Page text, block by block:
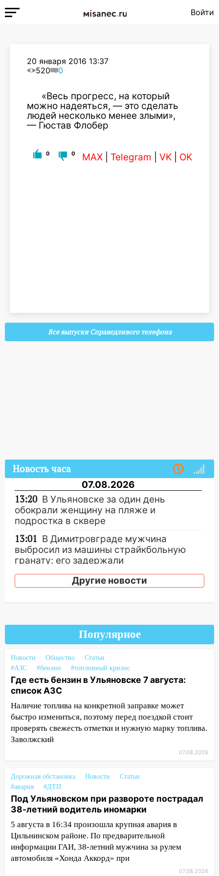
Войти
20 января 2016 13:37
520
0
«Весь прогресс, на который
можно надеяться, — это сделать
людей несколько менее злыми»,
— Гюстав Флобер
0 0 MAX Telegram VK OK
Все выпуски Справедливого телефона
Новость часа
07.08.2026
13:20 В Ульяновске за один день
обокрали женщину на пляже и
подростка в сквере
13:01 В Димитровграде мужчина
выбросил из машины страйкбольную
гранату: его задержали
12:34
На Ульяновскую область
надвигается сильнейшая непогода: град
из Европы и потерял 760 тысяч рублей
12:20 В Чердаклинском районе
столкнулись «Лада» и Chevrolet:
пострадал 14-летний подросток
12:00 Где есть бензин в Ульяновске 7
августа: список АЗС
11:50 Заснул рядом с ребёнком и
случайно задушил его: суд вынес
приговор
сарай
11:38 В Госдуме предложили отменить
ЕГЭ с 2027 года
11:25 В Ульяновске ИИ будет выявлять
нарушителей на контейнерных
площадках
11:20 Ульяновская шахматистка
Другие новости
Популярное
Новости Общество
Статьи
#АЗС
#бензин #топливный кризис
Где есть бензин в Ульяновске 7 августа:
список АЗС
Наличие топлива на конкретной заправке может
быстро измениться, поэтому перед поездкой стоит
проверять свежесть отметки и нужную марку топлива.
Заволжский
07.08.2026
Дорожная обстановка Новости
Статьи
#авария
#ДТП
Под Ульяновском при развороте пострадал
38-летний водитель иномарки
5 августа в 16:34 произошла крупная авария в
Цильнинском районе. По предварительной
информации ГАИ, 38-летний мужчина за рулем
автомобиля «Хонда Аккорд» при
07.08.2026